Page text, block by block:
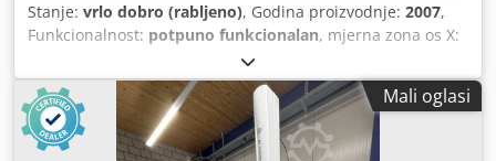
Stanje: vrlo dobro (rabljeno), Godina proizvodnje: 2007,
Funkcionalnost: potpuno funkcionalan, mjerna zona os X:
, mjerni raspon Y-osi:
os:800 mm, Raspon mjerenja Os X: 1.000 mm Os Y: 2.000
mm Os Z: 800 mm Granitne vodilice Osi s pneumatskim
ležajevima Točnost mjerenja Odstupanje u mjerenju
duljine približno 1,3 µm plus L 400 ovisi o izvedbi i stanju
Mali oglasi